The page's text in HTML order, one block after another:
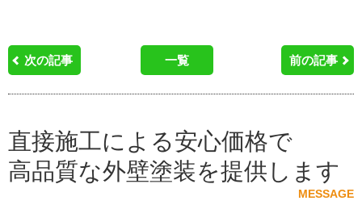
次の記事 一覧 前の記事
直接施工による安心価格で
高品質な外壁塗装を提供します
MESSAGE